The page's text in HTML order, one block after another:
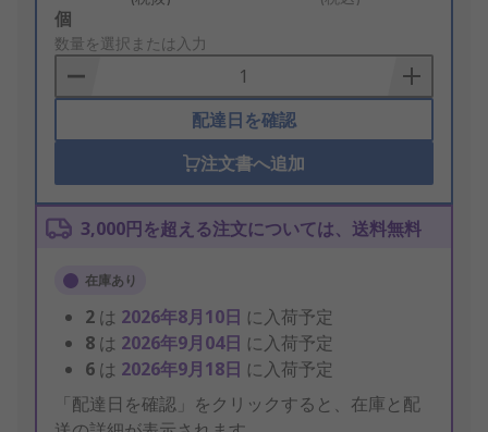
Add
to
Basket
個
数量を選択または入力
配達日を確認
注文書へ追加
3,000円を超える注文については、送料無料
在庫あり
2 は 2026年8月10日 に入荷予定
8 は 2026年9月04日 に入荷予定
6 は 2026年9月18日 に入荷予定
「配達日を確認」をクリックすると、在庫と配